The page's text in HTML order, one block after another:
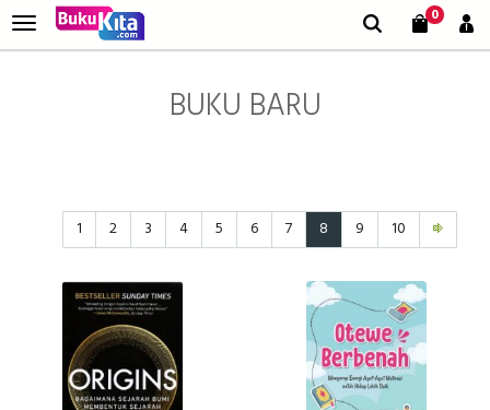
0
BUKU BARU
1 2 3 4 5 6 7 8 9 10